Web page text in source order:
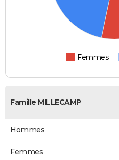
Femmes
Famille MILLECAMP
Hommes
Femmes